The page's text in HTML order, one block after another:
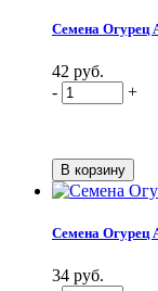
Семена Огурец
42 руб.
-
+
Семена Огурец
34 руб.